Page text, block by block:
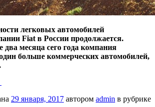
легковых автомобилей
Fiat в России продолжается.
два месяца сего года компания
больше коммерческих автомобилей,
29 января, 2017 автором admin в рубрике